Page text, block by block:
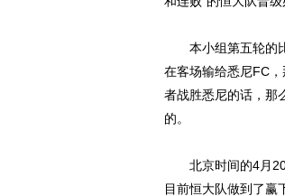
本小组第五轮的比
在客场输给悉尼FC
者战胜悉尼的话，那
的。
北京时间的4月20
目前恒大队做到了赢